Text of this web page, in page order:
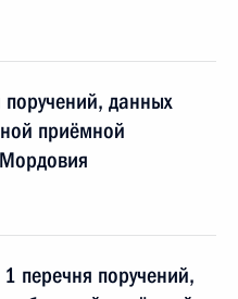
поручений, данных
приёмной
перечня поручений,